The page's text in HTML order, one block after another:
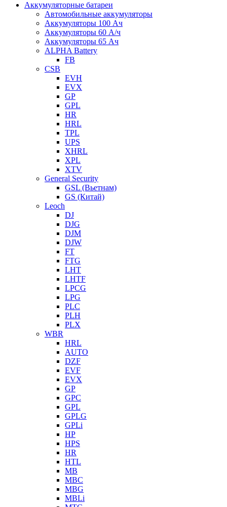
Аккумуляторные батареи
Автомобильные аккумуляторы
Аккумуляторы 100 Ач
Аккумуляторы 60 А/ч
Аккумуляторы 65 Ач
ALPHA Battery
FB
CSB
EVH
EVX
GP
GPL
HR
HRL
TPL
UPS
XHRL
XPL
XTV
General Security
GSL (Вьетнам)
GS (Китай)
Leoch
DJ
DJG
DJM
DJW
FT
FTG
LHT
LHTF
LPCG
LPG
PLC
PLH
PLX
WBR
HRL
AUTO
DZF
EVF
EVX
GP
GPC
GPL
GPLG
GPLi
HP
HPS
HR
HTL
MB
MBC
MBG
MBLi